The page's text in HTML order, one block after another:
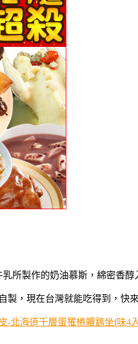
乳所製作的奶油慕斯，綿密香
，現在台灣就能吃得到，快
-北海道千層蛋罹棬軉鶢坐f味4